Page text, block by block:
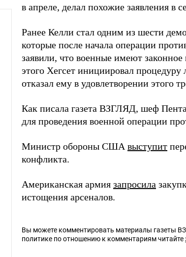
в апреле, делал похожие заявления в
Ранее Келли стал одним из шести
которые после начала операции
заявили, что военные имеют
этого Хегсет инициировал
отказал ему в удовлетворении этого
Как писала газета ВЗГЛЯД, шеф
для проведения военной операции
Министр обороны США выступит
конфликта.
Американская армия запросила
истощения арсеналов.
Вы можете комментировать материалы газеты
политике по отношению к комментариям читайте